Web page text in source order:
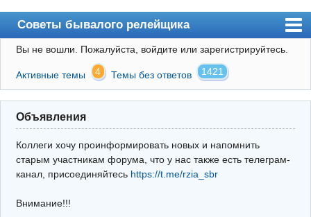
Советы бывалого релейщика
Форум
Правила
Поиск
Регистрация
Архив
Почта
Вы не вошли. Пожалуйста, войдите или зарегистрируйтесь.
Активные темы 4 Темы без ответов 1421
Объявления
Коллеги хочу проинформировать новых и напомнить
старым участникам форума, что у нас также есть телеграм-
канал, присоединяйтесь https://t.me/rzia_sbr
Внимание!!!